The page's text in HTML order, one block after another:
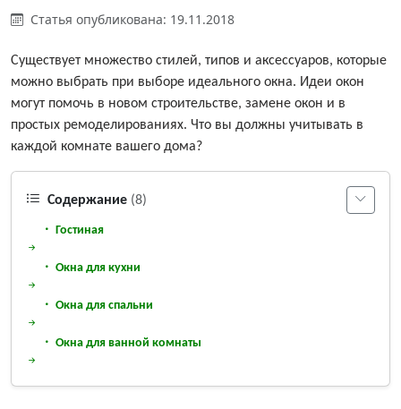
Статья опубликована: 19.11.2018
Существует множество стилей, типов и аксессуаров, которые
можно выбрать при выборе идеального окна. Идеи окон
могут помочь в новом строительстве, замене окон и в
простых ремоделированиях. Что вы должны учитывать в
каждой комнате вашего дома?
Содержание (8)
Гостиная
Окна для кухни
Окна для спальни
Окна для ванной комнаты